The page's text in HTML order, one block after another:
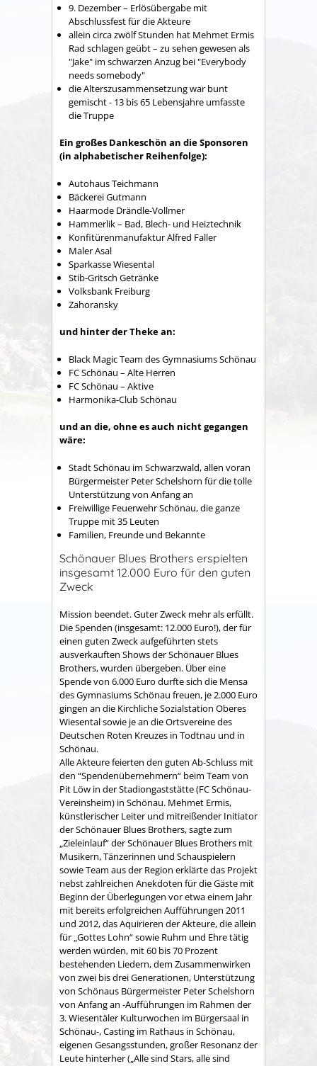
9. Dezember – Erlösübergabe mit
Abschlussfest für die Akteure
allein circa zwölf Stunden hat Mehmet Ermis
Rad schlagen geübt – zu sehen gewesen als
"Jake" im schwarzen Anzug bei "Everybody
needs somebody"
die Alterszusammensetzung war bunt
gemischt - 13 bis 65 Lebensjahre umfasste
die Truppe
Ein großes Dankeschön an die Sponsoren
(in alphabetischer Reihenfolge):
Autohaus Teichmann
Bäckerei Gutmann
Haarmode Drändle-Vollmer
Hammerlik – Bad, Blech- und Heiztechnik
Konfitürenmanufaktur Alfred Faller
Maler Asal
Sparkasse Wiesental
Stib-Gritsch Getränke
Volksbank Freiburg
Zahoransky
und hinter der Theke an:
Black Magic Team des Gymnasiums Schönau
FC Schönau – Alte Herren
FC Schönau – Aktive
Harmonika-Club Schönau
und an die, ohne es auch nicht gegangen
wäre:
Stadt Schönau im Schwarzwald, allen voran
Bürgermeister Peter Schelshorn für die tolle
Unterstützung von Anfang an
Freiwillige Feuerwehr Schönau, die ganze
Truppe mit 35 Leuten
Familien, Freunde und Bekannte
Schönauer Blues Brothers erspielten
insgesamt 12.000 Euro für den guten
Zweck
Mission beendet. Guter Zweck mehr als erfüllt.
Die Spenden (insgesamt: 12.000 Euro!), der für
einen guten Zweck aufgeführten stets
ausverkauften Shows der Schönauer Blues
Brothers, wurden übergeben. Über eine
Spende von 6.000 Euro durfte sich die Mensa
des Gymnasiums Schönau freuen, je 2.000 Euro
gingen an die Kirchliche Sozialstation Oberes
Wiesental sowie je an die Ortsvereine des
Deutschen Roten Kreuzes in Todtnau und in
Schönau.
Alle Akteure feierten den guten Ab-Schluss mit
den “Spendenübernehmern“ beim Team von
Pit Löw in der Stadiongaststätte (FC Schönau-
Vereinsheim) in Schönau. Mehmet Ermis,
künstlerischer Leiter und mitreißender Initiator
der Schönauer Blues Brothers, sagte zum
„Zieleinlauf“ der Schönauer Blues Brothers mit
Musikern, Tänzerinnen und Schauspielern
sowie Team aus der Region erklärte das Projekt
nebst zahlreichen Anekdoten für die Gäste mit
Beginn der Überlegungen vor etwa einem Jahr
mit bereits erfolgreichen Aufführungen 2011
und 2012, das Aquirieren der Akteure, die allein
für „Gottes Lohn“ sowie Ruhm und Ehre tätig
werden würden, mit 60 bis 70 Prozent
bestehenden Liedern, dem Zusammenwirken
von zwei bis drei Generationen, Unterstützung
von Schönaus Bürgermeister Peter Schelshorn
von Anfang an -Aufführungen im Rahmen der
3. Wiesentäler Kulturwochen im Bürgersaal in
Schönau-, Casting im Rathaus in Schönau,
eigenen Gesangsstunden, großer Resonanz der
Leute hinterher („Alle sind Stars, alle sind